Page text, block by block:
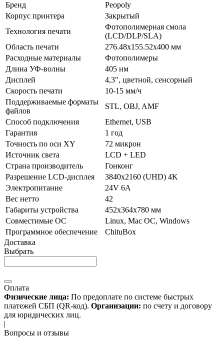
Бренд
Peopoly
Корпус принтера
Закрытый
Технология печати
Фотополимерная смола
(LCD/DLP/SLA)
Область печати
276.48х155.52х400 мм
Расходные материалы
Фотополимеры
Длина УФ-волны
405 нм
Дисплей
4,3", цветной, сенсорный
Скорость печати
10-15 мм/ч
Поддерживаемые форматы
файлов
STL, OBJ, AMF
Способ подключения
Ethernet, USB
Гарантия
1 год
Точность по оси XY
72 микрон
Источник света
LCD + LED
Страна производитель
Гонконг
Разрешение LCD-дисплея
3840x2160 (UHD) 4K
Электропитание
24V 6A
Вес нетто
42
Габариты устройства
452x364x780 мм
Совместимые ОС
Linux, Mac ОС, Windows
Программное обеспечение
ChituBox
Доставка
Выбрать
Оплата
Физические лица: По предоплате по системе быстрых
платежей СБП (QR-код). Организации: по счету и договору
для юридических лиц.
|
Вопросы и отзывы